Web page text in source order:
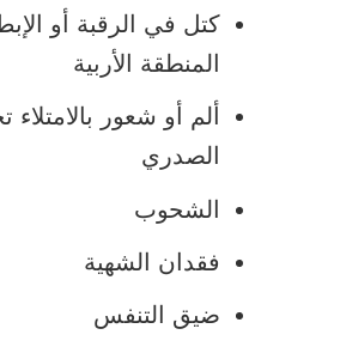
كتل في الرقبة أو
المنطقة الأربية
ألم أو شعور
الصدري
الشحوب
فقدان الشهية
ضيق التنفس